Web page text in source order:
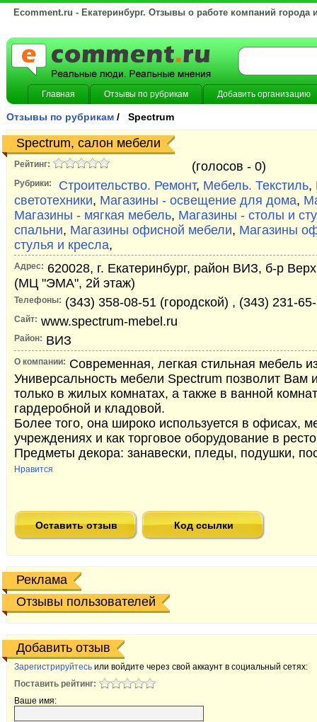
Ecomment.ru - Екатеринбург. Отзывы о работе компаний города
Главная Отзывы по рубрикам Добавить организацию
Отзывы по рубрикам / Spectrum
Spectrum, салон мебели
Рейтинг: (голосов - 0)
Рубрики: Строительство. Ремонт, Мебель. Текстиль,
светотехники, Магазины - освещение для дома,
Магазины - мягкая мебель, Магазины - столы и
спальни, Магазины офисной мебели, Магазины
стулья и кресла,
Адрес: 620028, г. Екатеринбург, район ВИЗ, б-р
(МЦ "ЭМА", 2й этаж)
Телефоны: (343) 358-08-51 (городской) , (343) 231-
Сайт: www.spectrum-mebel.ru
Район: ВИЗ
О компании: Современная, легкая стильная мебель
Универсальность мебели Spectrum позволит Вам
только в жилых комнатах, а также в ванной
гардеробной и кладовой.
Более того, она широко используется в офисах,
учреждениях и как торговое оборудование в
Предметы декора: занавески, пледы, подушки,
Нравится
Оставить отзыв Код ссылки
Реклама
Отзывы пользователей
Добавить отзыв
Зарегистрируйтесь или войдите через свой аккаунт в социальный сетях:
Поставить рейтинг:
Ваше имя: